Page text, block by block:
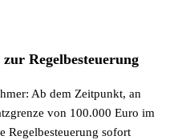
Regelbesteuerung
Ab dem Zeitpunkt, an
von 100.000 Euro im
Regelbesteuerung sofort